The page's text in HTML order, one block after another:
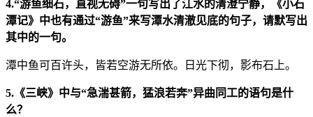
4.“游鱼细石，直视无碍”一句写出了江水的清澄宁静，《小石
潭记》中也有通过“游鱼”来写潭水清澈见底的句子，请默写出
其中的一句。
潭中鱼可百许头，皆若空游无所依。日光下彻，影布石上。
5.《三峡》中与“急湍甚箭，猛浪若奔”异曲同工的语句是什
么？